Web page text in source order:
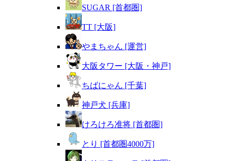
SUGAR [首都圏]
TT [大阪]
やまちゃん [運営]
大阪タワー [大阪・神戸]
ちばにゃん [千葉]
神戸犬 [兵庫]
けろけろ准将 [首都圏]
とり [首都圏4000万]